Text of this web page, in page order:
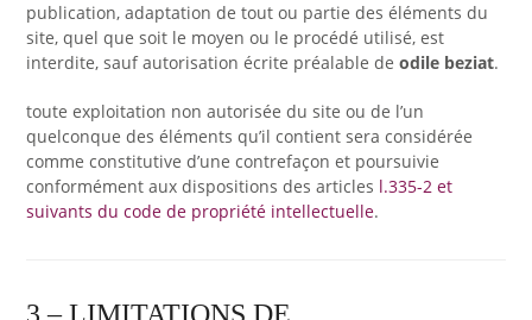
publication, adaptation de tout ou partie des éléments du
site, quel que soit le moyen ou le procédé utilisé, est
interdite, sauf autorisation écrite préalable deodile beziat.
toute exploitation non autorisée du site ou de l’un
quelconque des éléments qu’il contient sera considérée
comme constitutive d’une contrefaçon et poursuivie
conformément aux dispositions des articles l.335-2 et
suivants du code de propriété intellectuelle.